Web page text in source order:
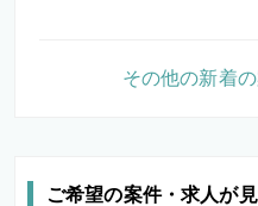
ご希望の案件・求人が
その他の新着